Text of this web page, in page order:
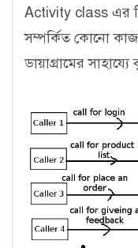
Activity class এর
সম্পর্কিত কোনো
ডায়াগ্রামের